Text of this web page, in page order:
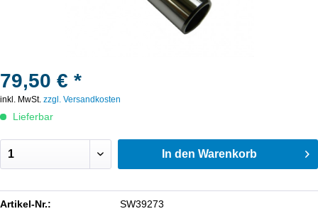
79,50 € *
inkl. MwSt. zzgl. Versandkosten
Lieferbar
In den Warenkorb
Artikel-Nr.: SW39273